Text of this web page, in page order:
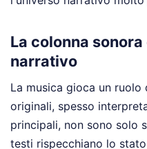
La colonna
narrativo
La musica gioca un
originali, spesso
principali, non sono solo
testi rispecchiano lo